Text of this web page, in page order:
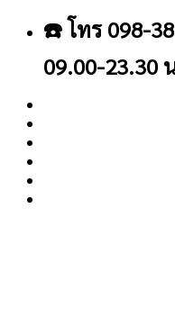
เนื้อหา
☎️ โทร 098-
09.00-23.30